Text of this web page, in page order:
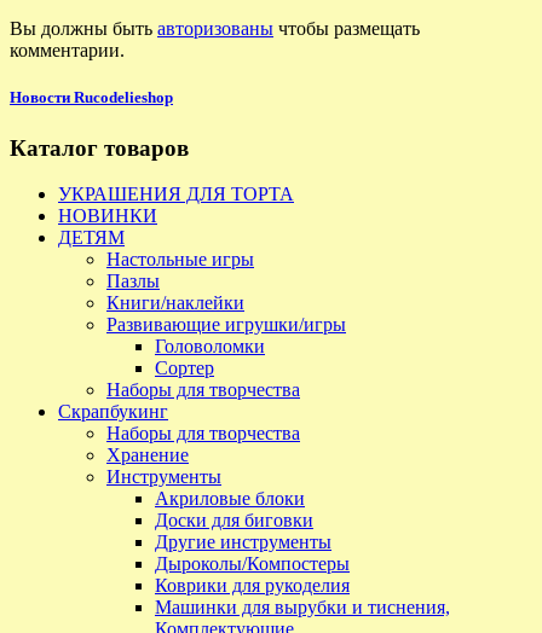
Вы должны быть авторизованы чтобы размещать
комментарии.
Новости Rucodelieshop
Каталог товаров
УКРАШЕНИЯ ДЛЯ ТОРТА
НОВИНКИ
ДЕТЯМ
Настольные игры
Пазлы
Книги/наклейки
Развивающие игрушки/игры
Головоломки
Сортер
Наборы для творчества
Скрапбукинг
Наборы для творчества
Хранение
Инструменты
Акриловые блоки
Доски для биговки
Другие инструменты
Дыроколы/Компостеры
Коврики для рукоделия
Машинки для вырубки и тиснения,